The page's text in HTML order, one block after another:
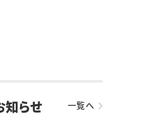
知らせ 一覧へ